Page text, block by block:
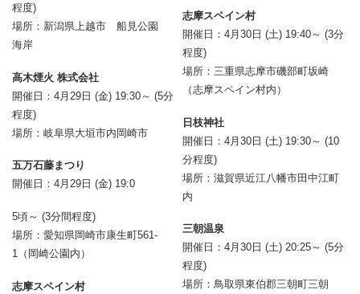
程度)
場所：新潟県上越市 船見公園
海岸
高木煙火 株式会社
開催日：4月29日 (金) 19:30～ (5分
程度)
場所：岐阜県大垣市内岡崎市
五万石藤まつり
開催日：4月29日 (金) 19:0
5頃～ (3分間程度)
場所：愛知県岡崎市康生町561-
1（岡崎公園内）
志摩スペイン村
志摩スペイン村
開催日：4月30日 (土) 19:40～ (3分
程度)
場所：三重県志摩市磯部町坂崎
（志摩スペイン村内）
日枝神社
開催日：4月30日 (土) 19:30～ (10
分程度)
場所：滋賀県近江八幡市田中江町
内
三朝温泉
開催日：4月30日 (土) 20:25～ (5分
程度)
場所：鳥取県東伯郡三朝町三朝